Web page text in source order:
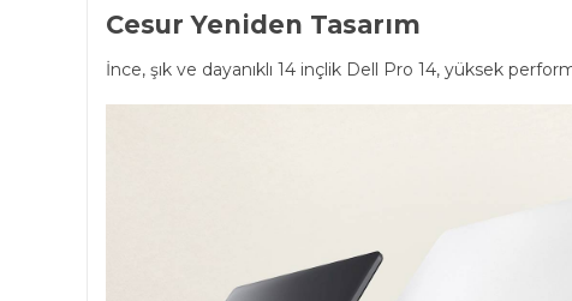
Cesur Yeniden Tasarım
İnce, şık ve dayanıklı 14 inçlik Dell Pro 14, yüksek